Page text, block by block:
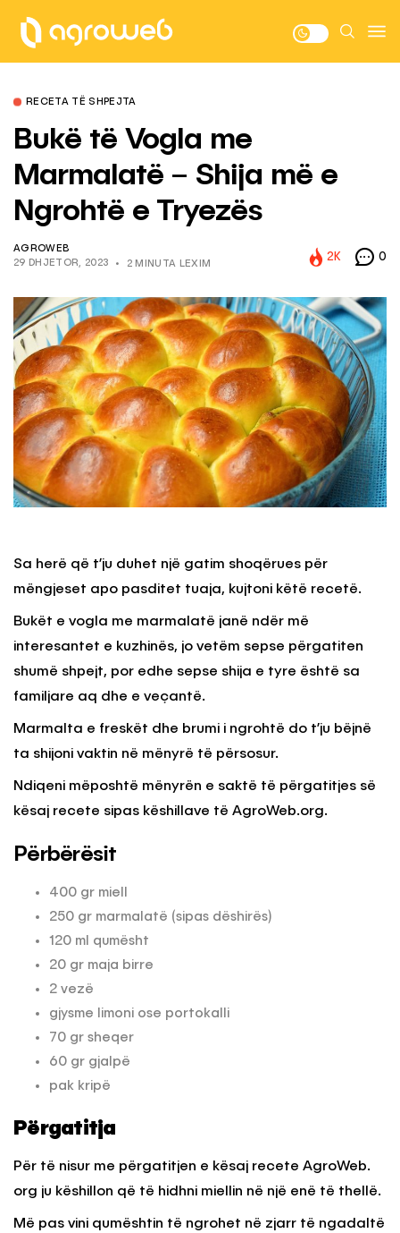
RECETA TË SHPEJTA
Bukë të Vogla me
Marmalatë – Shija më e
Ngrohtë e Tryezës
AGROWEB
29 DHJETOR, 2023
2 MINUTA LEXIM
2K 0
Sa herë që t’ju duhet një gatim shoqërues për
mëngjeset apo pasditet tuaja, kujtoni këtë recetë.
Bukët e vogla me marmalatë janë ndër më
interesantet e kuzhinës, jo vetëm sepse përgatiten
shumë shpejt, por edhe sepse shija e tyre është sa
familjare aq dhe e veçantë.
Marmalta e freskët dhe brumi i ngrohtë do t’ju bëjnë
ta shijoni vaktin në mënyrë të përsosur.
Ndiqeni mëposhtë mënyrën e saktë të përgatitjes së
kësaj recete sipas këshillave të AgroWeb.org.
Përbërësit
400 gr miell
250 gr marmalatë (sipas dëshirës)
120 ml qumësht
20 gr maja birre
2 vezë
gjysme limoni ose portokalli
70 gr sheqer
60 gr gjalpë
pak kripë
Përgatitja
Për të nisur me përgatitjen e kësaj recete AgroWeb.
org ju këshillon që të hidhni miellin në një enë të thellë.
Më pas vini qumështin të ngrohet në zjarr të ngadaltë